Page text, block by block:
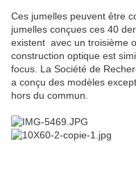
Ces jumelles peuvent être
jumelles conçues ces 40
existent avec un troisième
construction optique est
focus. La Société de
a conçu des modèles
hors du commun.